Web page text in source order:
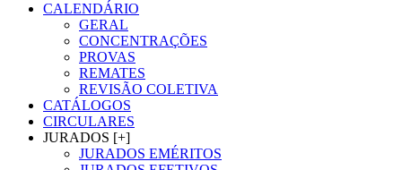
CALENDÁRIO
GERAL
CONCENTRAÇÕES
PROVAS
REMATES
REVISÃO COLETIVA
CATÁLOGOS
CIRCULARES
JURADOS [+]
JURADOS EMÉRITOS